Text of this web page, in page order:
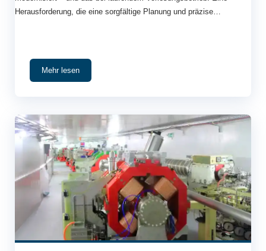
Herausforderung, die eine sorgfältige Planung und präzise
Mehr lesen